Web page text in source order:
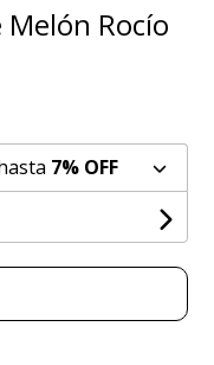
Melón Rocío
7% OFF